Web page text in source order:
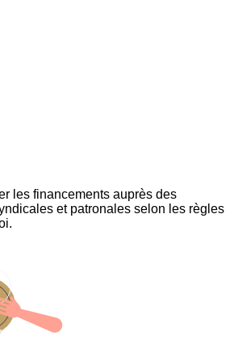
les financements auprès des
et patronales selon les règles